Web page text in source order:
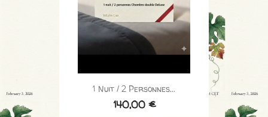
1 Nuit / 2 Personnes...
140,00 €